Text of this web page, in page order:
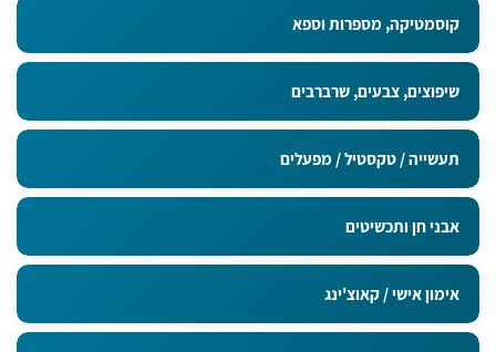
קוסמטיקה, מספרות וספא
שיפוצים, צבעים, שרברבים
תעשייה / טקסטיל / מפעלים
אבני חן ותכשיטים
אימון אישי / קאוצ'ינג